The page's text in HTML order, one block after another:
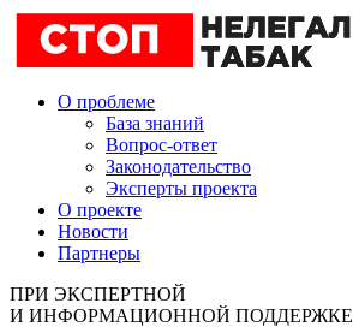
О проблеме
База знаний
Вопрос-ответ
Законодательство
Эксперты проекта
О проекте
Новости
Партнеры
ПРИ ЭКСПЕРТНОЙ
И ИНФОРМАЦИОННОЙ ПОДДЕРЖКЕ